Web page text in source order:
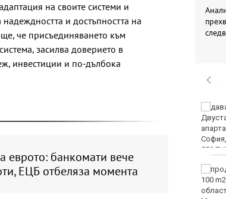
на своите системи и
и достъпността на
че присъединяването към
засилва доверието в
инвестиции и по-дълбока
еврото: банкомати вече
ЕЦБ отбеляза момента
Вечерен крос ще се